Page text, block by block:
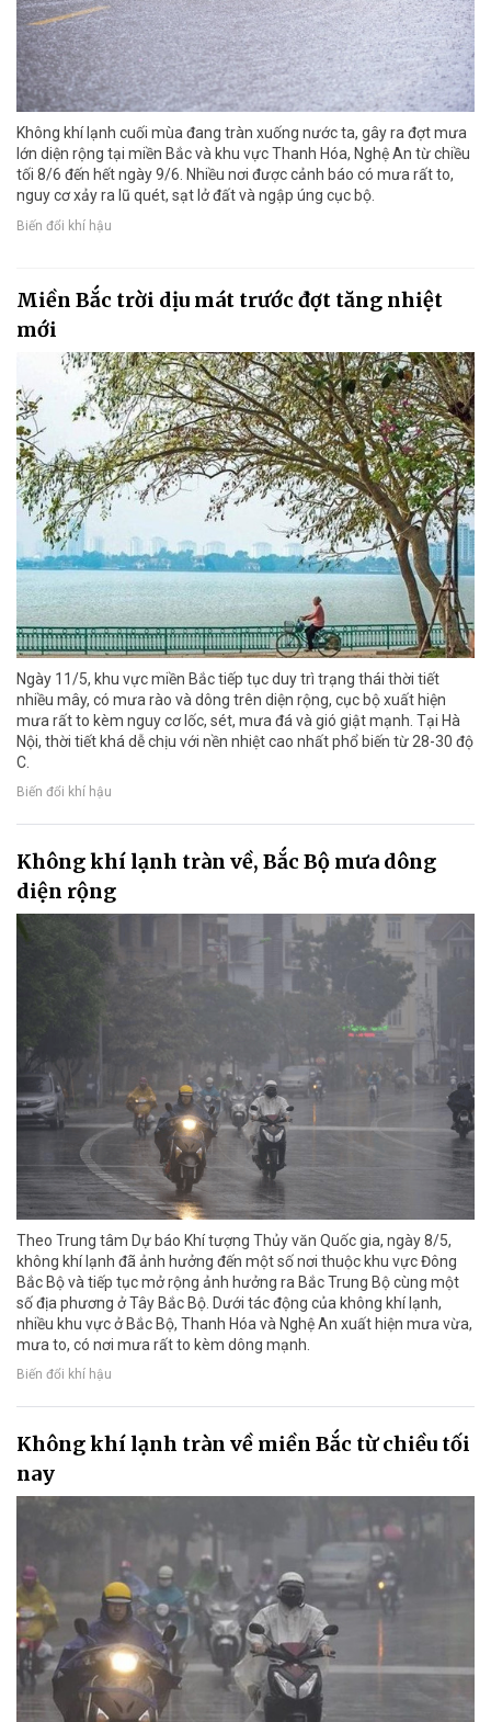
Không khí lạnh cuối mùa đang tràn xuống nước ta, gây ra đợt mưa
lớn diện rộng tại miền Bắc và khu vực Thanh Hóa, Nghệ An từ chiều
tối 8/6 đến hết ngày 9/6. Nhiều nơi được cảnh báo có mưa rất to,
nguy cơ xảy ra lũ quét, sạt lở đất và ngập úng cục bộ.
Biến đổi khí hậu
Miền Bắc trời dịu mát trước đợt tăng nhiệt
mới
Ngày 11/5, khu vực miền Bắc tiếp tục duy trì trạng thái thời tiết
nhiều mây, có mưa rào và dông trên diện rộng, cục bộ xuất hiện
mưa rất to kèm nguy cơ lốc, sét, mưa đá và gió giật mạnh. Tại Hà
Nội, thời tiết khá dễ chịu với nền nhiệt cao nhất phổ biến từ 28-30 độ
C.
Biến đổi khí hậu
Không khí lạnh tràn về, Bắc Bộ mưa dông
diện rộng
Theo Trung tâm Dự báo Khí tượng Thủy văn Quốc gia, ngày 8/5,
không khí lạnh đã ảnh hưởng đến một số nơi thuộc khu vực Đông
Bắc Bộ và tiếp tục mở rộng ảnh hưởng ra Bắc Trung Bộ cùng một
số địa phương ở Tây Bắc Bộ. Dưới tác động của không khí lạnh,
nhiều khu vực ở Bắc Bộ, Thanh Hóa và Nghệ An xuất hiện mưa vừa,
mưa to, có nơi mưa rất to kèm dông mạnh.
Biến đổi khí hậu
Không khí lạnh tràn về miền Bắc từ chiều tối
nay